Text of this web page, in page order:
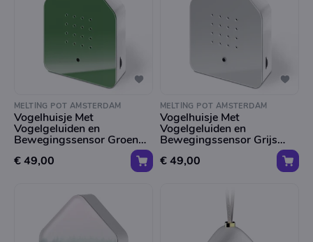
MELTING POT AMSTERDAM
Vogelhuisje Met
Vogelgeluiden en
Bewegingssensor Groen
€ 49,00
MELTING POT AMSTERDAM
Vogelhuisje Met
Vogelgeluiden en
Bewegingssensor Grijs
€ 49,00